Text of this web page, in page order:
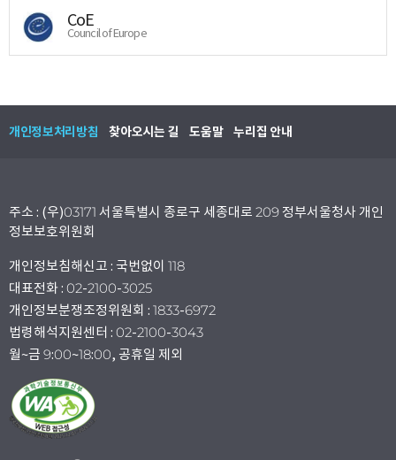
CoE
Council of Europe
개인정보처리방침 찾아오시는 길 도움말 누리집 안내
주소 : (우)03171 서울특별시 종로구 세종대로 209 정부서울청사 개인
정보보호위원회
개인정보침해신고 : 국번없이 118
대표전화 : 02-2100-3025
개인정보분쟁조정위원회 : 1833-6972
법령해석지원센터 : 02-2100-3043
월~금 9:00~18:00, 공휴일 제외